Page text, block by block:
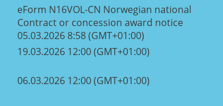
eForm N16VOL-CN Norwegian national
Contract or concession award notice
05.03.2026 8:58 (GMT+01:00)
19.03.2026 12:00 (GMT+01:00)
06.03.2026 12:00 (GMT+01:00)